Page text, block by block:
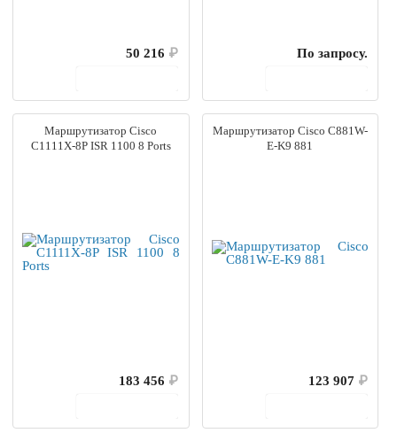
50 216 ₽
По запросу.
Маршрутизатор Cisco
C1111X-8P ISR 1100 8 Ports
183 456 ₽
Маршрутизатор Cisco C881W-
E-K9 881
123 907 ₽